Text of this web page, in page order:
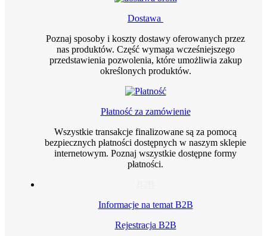
Dostawa
Poznaj sposoby i koszty dostawy oferowanych przez
nas produktów. Część wymaga wcześniejszego
przedstawienia pozwolenia, które umożliwia zakup
określonych produktów.
Płatność za zamówienie
Wszystkie transakcje finalizowane są za pomocą
bezpiecznych płatności dostępnych w naszym sklepie
internetowym. Poznaj wszystkie dostępne formy
płatności.
Informacje na temat B2B
Rejestracja B2B